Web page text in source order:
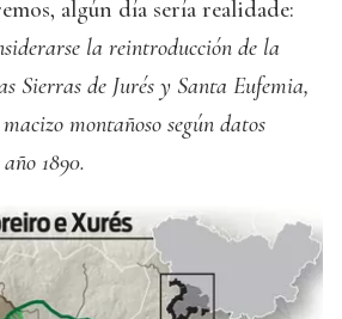
algún día sería realidade:
la reintroducción de la
Sierras de Jurés y Santa Eufemia,
montañoso según datos
1890.